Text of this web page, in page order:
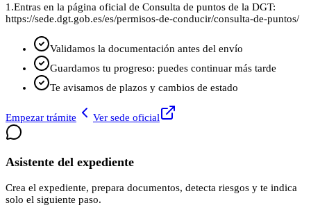
1.Entras en la página oficial de Consulta de puntos de la DGT:
https://sede.dgt.gob.es/es/permisos-de-conducir/consulta-de-puntos/
Validamos la documentación antes del envío
Guardamos tu progreso: puedes continuar más tarde
Te avisamos de plazos y cambios de estado
Empezar trámite Ver sede oficial
Asistente del expediente
Crea el expediente, prepara documentos, detecta riesgos y te indica
solo el siguiente paso.